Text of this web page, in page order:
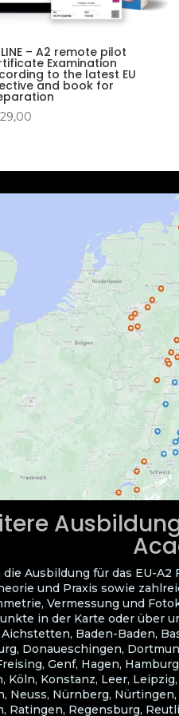
– A2 remote pilot
Examination
to the latest EU
and book for
Ausbildung für das EU-
und Praxis sowie
Vermessung und
in der Karte oder über
Aichstetten, Baden-Baden,
Donaueschingen,
Genf, Hagen,
Köln, Konstanz, Leer,
Neuss, Nürnberg,
Ratingen, Regensburg,